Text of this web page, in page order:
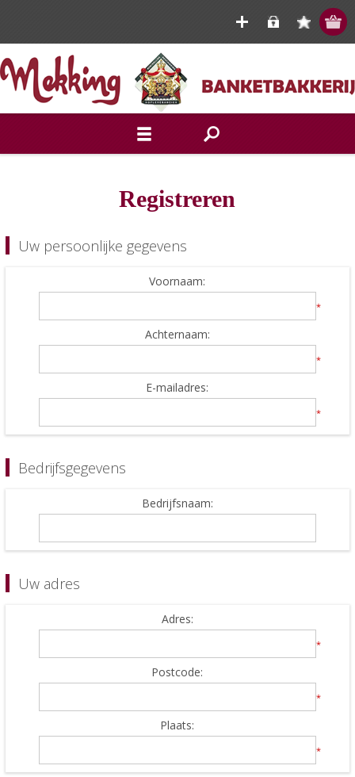
Registreren
Uw persoonlijke gegevens
Voornaam:
*
Achternaam:
*
E-mailadres:
*
Bedrijfsgegevens
Bedrijfsnaam:
Uw adres
Adres:
*
Postcode:
*
Plaats:
*